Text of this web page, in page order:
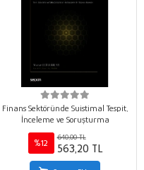
Finans Sektöründe Suistimal Tespit,
İnceleme ve Soruşturma
%12
640,00 TL
563,20 TL